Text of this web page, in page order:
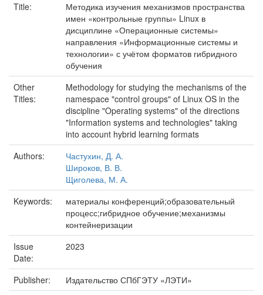
Title:
Методика изучения механизмов пространства
имен «контрольные группы» Linux в
дисциплине «Операционные системы»
направления «Информационные системы и
технологии» с учётом форматов гибридного
обучения
Other
Titles:
Methodology for studying the mechanisms of the
namespace "control groups" of Linux OS in the
discipline "Operating systems" of the directions
"Information systems and technologies" taking
into account hybrid learning formats
Authors:
Частухин, Д. А.
Широков, В. В.
Щиголева, М. А.
Keywords:
материалы конференций;образовательный
процесс;гибридное обучение;механизмы
контейнеризации
Issue
Date:
2023
Publisher:
Издательство СПбГЭТУ «ЛЭТИ»